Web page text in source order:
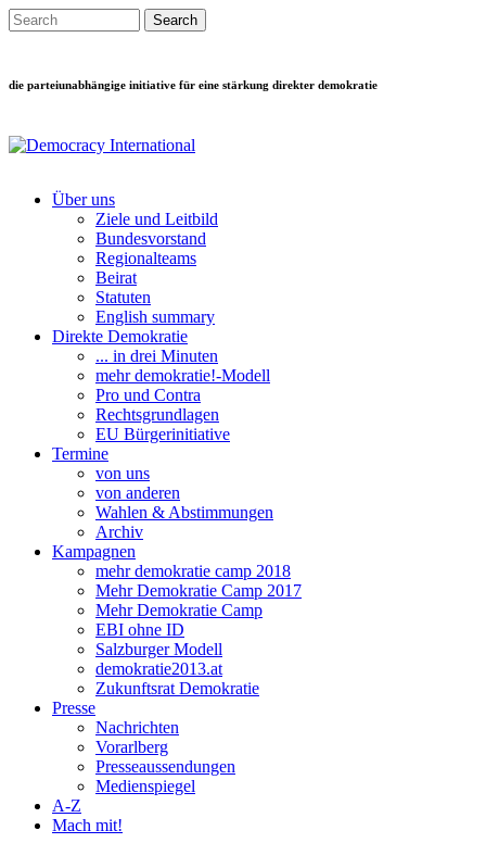
Direkt zum Inhalt
Search this site
die parteiunabhängige initiative für eine stärkung direkter demokratie
Main menu
Über uns
Ziele und Leitbild
Bundesvorstand
Regionalteams
Beirat
Statuten
English summary
Direkte Demokratie
... in drei Minuten
mehr demokratie!-Modell
Pro und Contra
Rechtsgrundlagen
EU Bürgerinitiative
Termine
von uns
von anderen
Wahlen & Abstimmungen
Archiv
Kampagnen
mehr demokratie camp 2018
Mehr Demokratie Camp 2017
Mehr Demokratie Camp
EBI ohne ID
Salzburger Modell
demokratie2013.at
Zukunftsrat Demokratie
Presse
Nachrichten
Vorarlberg
Presseaussendungen
Medienspiegel
A-Z
Mach mit!